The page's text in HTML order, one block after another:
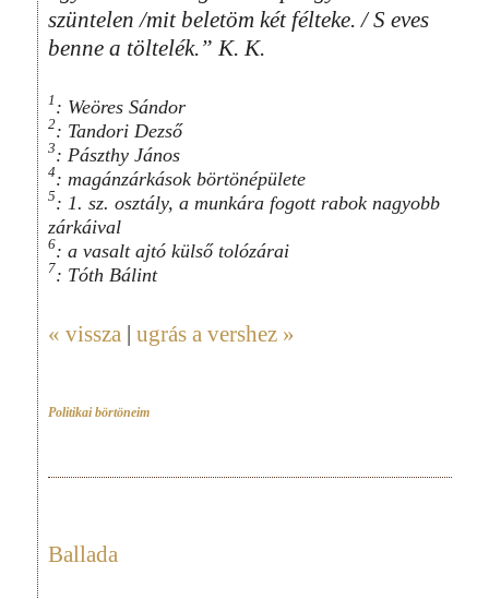
szüntelen /mit beletöm két félteke. / S eves
benne a töltelék.” K. K.
1 : Weöres Sándor
2: Tandori Dezső
3: Pászthy János
4: magánzárkások börtönépülete
5: 1. sz. osztály, a munkára fogott rabok nagyobb
zárkáival
6: a vasalt ajtó külső tolózárai
7: Tóth Bálint
« vissza | ugrás a vershez »
Politikai börtöneim
Ballada